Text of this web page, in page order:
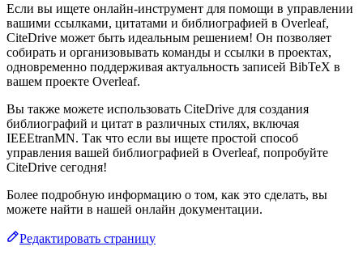
Если вы ищете онлайн-инструмент для помощи в управлении
вашими ссылками, цитатами и библиографией в Overleaf,
CiteDrive может быть идеальным решением! Он позволяет
собирать и организовывать команды и ссылки в проектах,
одновременно поддерживая актуальность записей BibTeX в
вашем проекте Overleaf.
Вы также можете использовать CiteDrive для создания
библиографий и цитат в различных стилях, включая
IEEEtranMN. Так что если вы ищете простой способ
управления вашей библиографией в Overleaf, попробуйте
CiteDrive сегодня!
Более подробную информацию о том, как это сделать, вы
можете найти в нашей онлайн документации.
Редактировать страницу